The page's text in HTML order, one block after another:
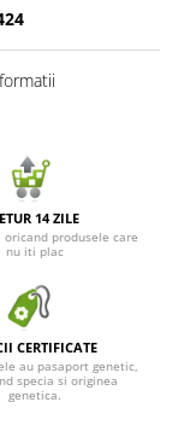
14 ZILE
oricand produsele care
nu iti plac
CERTIFICATE
au pasaport genetic,
specia si originea
genetica.